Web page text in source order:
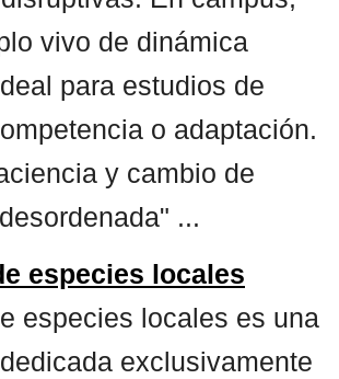
vivo de dinámica
para estudios de
o adaptación.
y cambio de
...
especies locales
especies locales es una
exclusivamente